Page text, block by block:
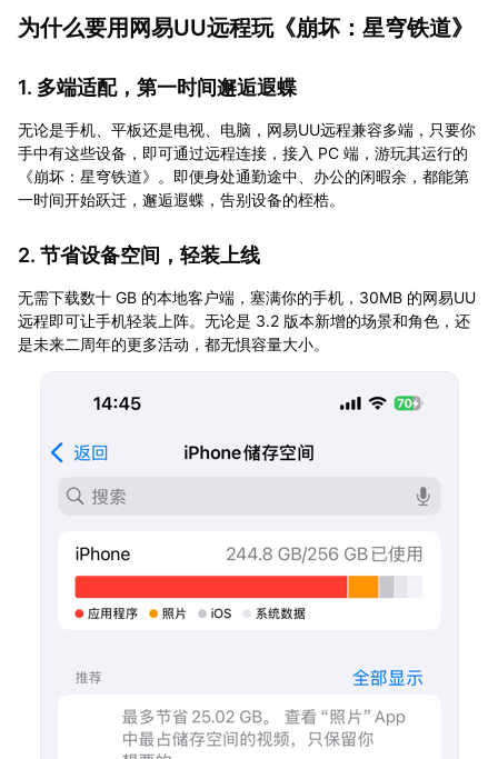
为什么要用网易UU远程玩《崩坏：星穹铁道》
1. 多端适配，第一时间邂逅遐蝶
无论是手机、平板还是电视、电脑，网易UU远程兼容多端，只要你
手中有这些设备，即可通过远程连接，接入 PC 端，游玩其运行的
《崩坏：星穹铁道》。即便身处通勤途中、办公的闲暇余，都能第
一时间开始跃迁，邂逅遐蝶，告别设备的桎梏。
2. 节省设备空间，轻装上线
无需下载数十 GB 的本地客户端，塞满你的手机，30MB 的网易UU
远程即可让手机轻装上阵。无论是 3.2 版本新增的场景和角色，还
是未来二周年的更多活动，都无惧容量大小。